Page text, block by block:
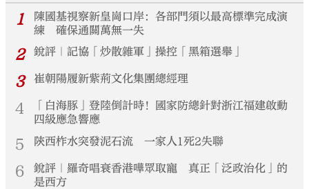
1
陳國基視察新皇崗口岸：各部門須以最高標準完成演
練 確保通關萬無一失
2 銳評｜記協「炒散雜軍」操控「黑箱選舉」
3 崔朝陽履新紫荊文化集團總經理
4
「白海豚」登陸倒計時！國家防總針對浙江福建啟動
四級應急響應
5 陝西柞水突發泥石流 一家人1死2失聯
6
銳評｜羅奇唱衰香港嘩眾取寵 真正「泛政治化」的
是西方